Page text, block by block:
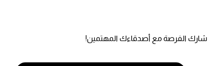
شارك الفرصة مع أصدقاءك المهتمين!